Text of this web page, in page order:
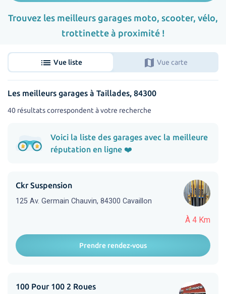
Trouvez les meilleurs garages moto, scooter, vélo,
trottinette à proximité !
list Vue liste map Vue carte
Les meilleurs garages à Taillades, 84300
40 résultats correspondent à votre recherche
Voici la liste des garages avec la meilleure
réputation en ligne ❤️
À 4 Km
Ckr Suspension
125 Av. Germain Chauvin, 84300 Cavaillon
Prendre rendez-vous
100 Pour 100 2 Roues